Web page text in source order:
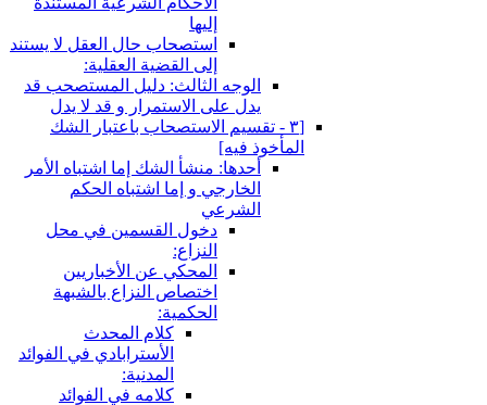
إليها
استصحاب حال العقل لا يستند
إلى القضية العقلية:
الوجه الثالث: دليل المستصحب قد
يدل على الاستمرار و قد لا يدل
[٣ - تقسيم الاستصحاب باعتبار الشك
المأخوذ فيه‏]
أحدها: منشأ الشك إما اشتباه الأمر
الخارجي و إما اشتباه الحكم
الشرعي
دخول القسمين في محل
النزاع:
المحكي عن الأخباريين
اختصاص النزاع بالشبهة
الحكمية:
كلام المحدث
الأسترابادي في الفوائد
المدنية:
كلامه في الفوائد